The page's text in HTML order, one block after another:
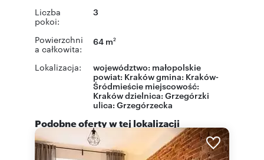
Liczba
pokoi:
3
Powierzchni
a całkowita:
64 m2
Lokalizacja: województwo: małopolskie
powiat: Krakówgmina: Kraków-
Śródmieście miejscowość:
Krakówdzielnica: Grzegórzki
ulica: Grzegórzecka
Podobne oferty w tej lokalizacji